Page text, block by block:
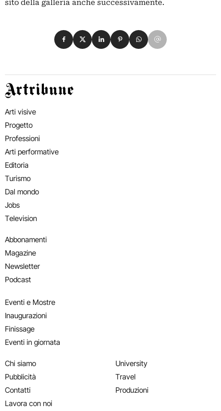
sito della galleria anche successivamente.
Condividi su Facebook
Condividi su X
Condividi su LinkedIn
Condividi su Pinterest
Condividi su WhatsApp
Condividi su Email
Artribune
Arti visive
Progetto
Professioni
Arti performative
Editoria
Turismo
Dal mondo
Jobs
Television
Abbonamenti
Magazine
Newsletter
Podcast
Eventi e Mostre
Inaugurazioni
Finissage
Eventi in giornata
Chi siamo
Pubblicità
Contatti
Lavora con noi
University
Travel
Produzioni